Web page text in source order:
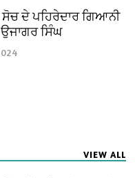
ਦੇ ਪਹਿਰੇਦਾਰ ਗਿਆਨੀ
ਸਿੰਘ
VIEW ALL